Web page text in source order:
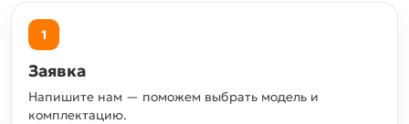
1
Заявка
Напишите нам — поможем выбрать модель и
комплектацию.